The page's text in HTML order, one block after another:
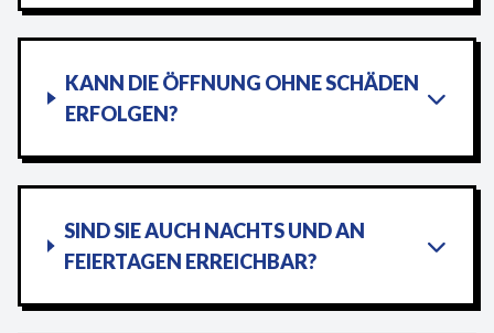
KANN DIE ÖFFNUNG OHNE SCHÄDEN
ERFOLGEN?
SIND SIE AUCH NACHTS UND AN
FEIERTAGEN ERREICHBAR?